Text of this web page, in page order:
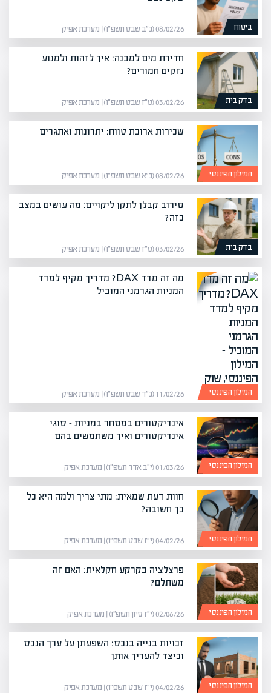
ביטוח 08/02/26 (כ״ב שבט תשפ״ו) | מערכת אפיק
בדק בית
חדירת מים למבנה: איך לזהות ולמנוע
נזקים חמורים?
03/02/26 (ט״ז שבט תשפ״ו) | מערכת אפיק
המילון הפיננסי
שכירות ארוכת טווח: יתרונות ואתגרים
08/02/26 (כ״א שבט תשפ״ו) | מערכת אפיק
בדק בית
סירוב קבלן לתקן ליקויים: מה עושים במצב
כזה?
03/02/26 (ט״ז שבט תשפ״ו) | מערכת אפיק
המילון הפיננסי
מה זה מדד DAX? מדריך מקיף למדד
המניות הגרמני המוביל
11/02/26 (כ״ד שבט תשפ״ו) | מערכת אפיק
המילון הפיננסי
אינדיקטורים במסחר במניות – סוגי
אינדיקטורים ואיך משתמשים בהם
01/03/26 (י״ב אדר תשפ״ו) | מערכת אפיק
המילון הפיננסי
חוות דעת שמאית: מתי צריך ולמה היא כל
כך חשובה?
04/02/26 (י״ז שבט תשפ״ו) | מערכת אפיק
המילון הפיננסי
פרצלציה בקרקע חקלאית: האם זה
משתלם?
02/06/26 (י״ז סיון תשפ״ו) | מערכת אפיק
המילון הפיננסי
זכויות בנייה בנכס: השפעתן על ערך הנכס
וכיצד להעריך אותן
04/02/26 (י״ז שבט תשפ״ו) | מערכת אפיק